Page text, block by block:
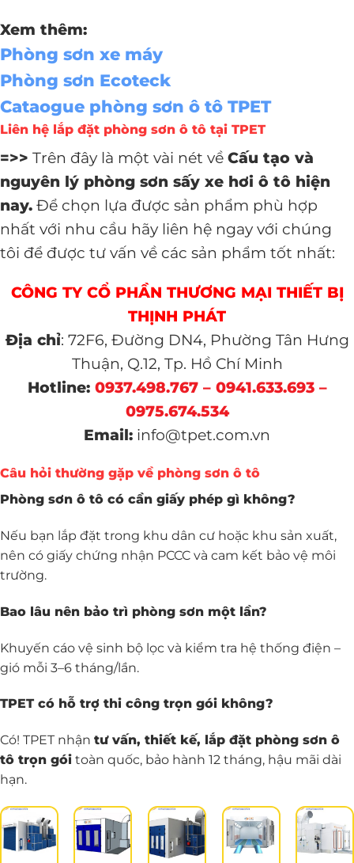
Xem thêm:
Phòng sơn xe máy
Phòng sơn Ecoteck
Cataogue phòng sơn ô tô TPET
Liên hệ lắp đặt phòng sơn ô tô tại TPET
=>> Trên đây là một vài nét về Cấu tạo và
nguyên lý phòng sơn sấy xe hơi ô tô hiện
nay. Để chọn lựa được sản phẩm phù hợp
nhất với nhu cầu hãy liên hệ ngay với chúng
tôi để được tư vấn về các sản phẩm tốt nhất:
CÔNG TY CỔ PHẦN THƯƠNG MẠI THIẾT BỊ
THỊNH PHÁT
Địa chỉ: 72F6, Đường DN4, Phường Tân Hưng
Thuận, Q.12, Tp. Hồ Chí Minh
Hotline:0937.498.767 – 0941.633.693 –
0975.674.534
Email: info@tpet.com.vn
Câu hỏi thường gặp về phòng sơn ô tô
Phòng sơn ô tô có cần giấy phép gì không?
Nếu bạn lắp đặt trong khu dân cư hoặc khu sản xuất,
nên có giấy chứng nhận PCCC và cam kết bảo vệ môi
trường.
Bao lâu nên bảo trì phòng sơn một lần?
Khuyến cáo vệ sinh bộ lọc và kiểm tra hệ thống điện –
gió mỗi 3–6 tháng/lần.
TPET có hỗ trợ thi công trọn gói không?
Có! TPET nhận tư vấn, thiết kế, lắp đặt phòng sơn ô
tô trọn gói toàn quốc, bảo hành 12 tháng, hậu mãi dài
hạn.